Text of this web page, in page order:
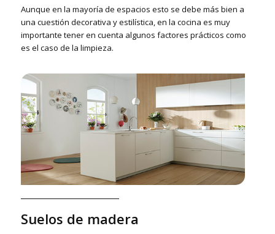
Aunque en la mayoría de espacios esto se debe más bien a
una cuestión decorativa y estilística, en la cocina es muy
importante tener en cuenta algunos factores prácticos como
es el caso de la limpieza.
Suelos de madera